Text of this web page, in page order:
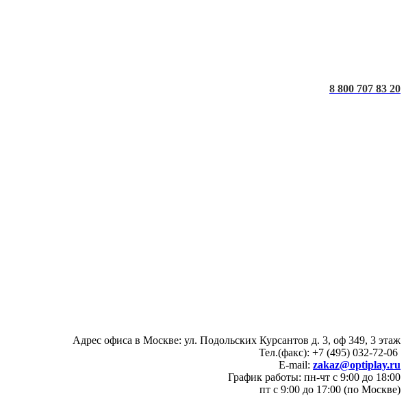
8 800 707 83 20
Адрес офиса в Москве: ул. Подольских Курсантов д. 3, оф 349, 3 этаж
Тел.(факс): +7 (495) 032-72-06
E-mail: zakaz@optiplay.ru
График работы: пн-чт с 9:00 до 18:00
пт с 9:00 до 17:00 (по Москве)